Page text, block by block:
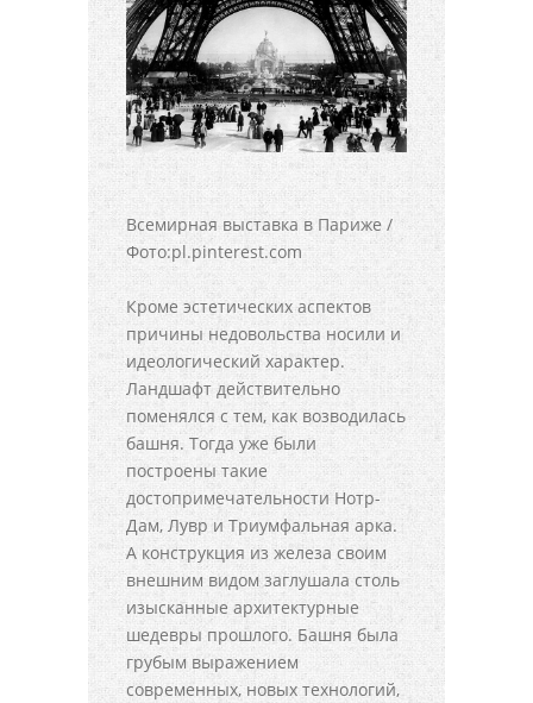
Всемирная выставка в Париже /
Фото:pl.pinterest.com
Кроме эстетических аспектов
причины недовольства носили и
идеологический характер.
Ландшафт действительно
поменялся с тем, как возводилась
башня. Тогда уже были
построены такие
достопримечательности Нотр-
Дам, Лувр и Триумфальная арка.
А конструкция из железа своим
внешним видом заглушала столь
изысканные архитектурные
шедевры прошлого. Башня была
грубым выражением
современных, новых технологий,